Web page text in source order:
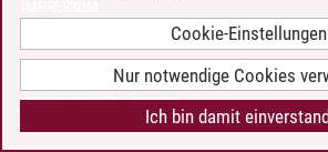
BARRIEREFREIHEIT
COOKIE-EINSTELLUNGEN
Cookie-Einstellungen
Nur notwendige Cookies
Ich bin damit